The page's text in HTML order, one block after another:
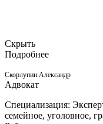
Скрыть
Подробнее
Скорлупин Александр
Адвокат
Специализация:
семейное, уголовное,